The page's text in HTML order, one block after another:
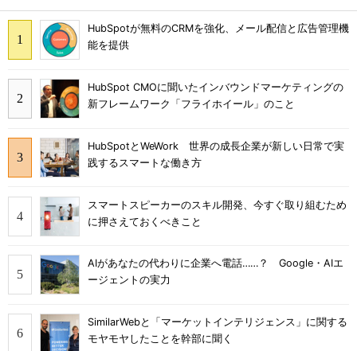
HubSpotが無料のCRMを強化、メール配信と広告管理機
能を提供
HubSpot CMOに聞いたインバウンドマーケティングの
新フレームワーク「フライホイール」のこと
HubSpotとWeWork 世界の成長企業が新しい日常で実
践するスマートな働き方
スマートスピーカーのスキル開発、今すぐ取り組むため
に押さえておくべきこと
AIがあなたの代わりに企業へ電話……？ Google・AIエ
ージェントの実力
SimilarWebと「マーケットインテリジェンス」に関する
モヤモヤしたことを幹部に聞く